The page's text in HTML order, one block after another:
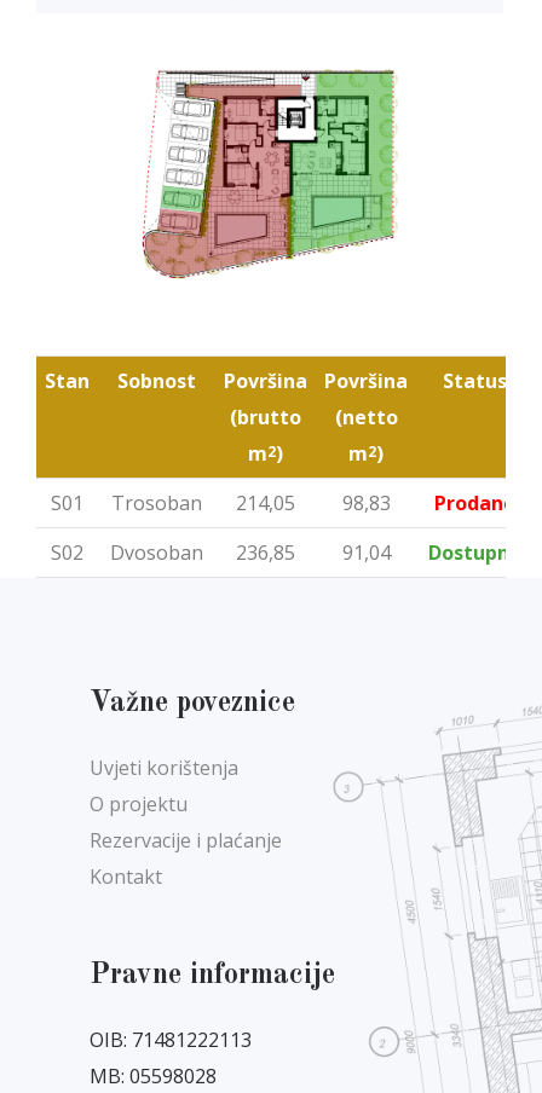
Stan Sobnost
Površina
(brutto
m2)
Površina
(netto
m2)
Status
S01 Trosoban 214,05 98,83
Prodano
S02
Dvosoban 236,85 91,04 Dostupno
Važne poveznice
Uvjeti korištenja
O projektu
Rezervacije i plaćanje
Kontakt
Pravne informacije
OIB: 71481222113
MB: 05598028